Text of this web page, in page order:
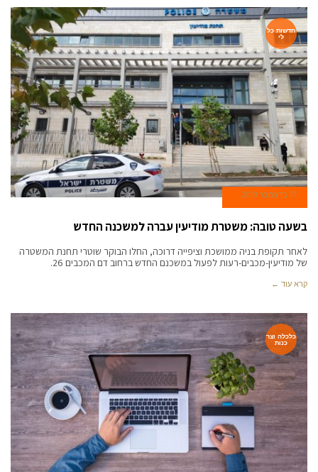
חדשות כל
לי
17 בדצמבר 2019
בשעה טובה: משטרת מודיעין עברה למשכנה החדש
לאחר תקופת בניה ממושכת וציפייה דרוכה, החלו הבוקר שוטרי תחנת המשטרה
של מודיעין-מכבים-רעות לפעול במשכנם החדש ברחוב דם המכבים 26.
קרא עוד ←
כלכלה וצר
כנות